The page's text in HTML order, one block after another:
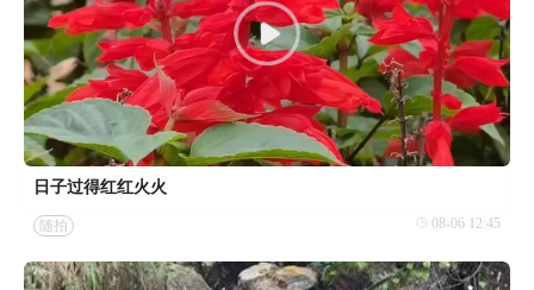
日子过得红红火火
随拍 08-06 12:45